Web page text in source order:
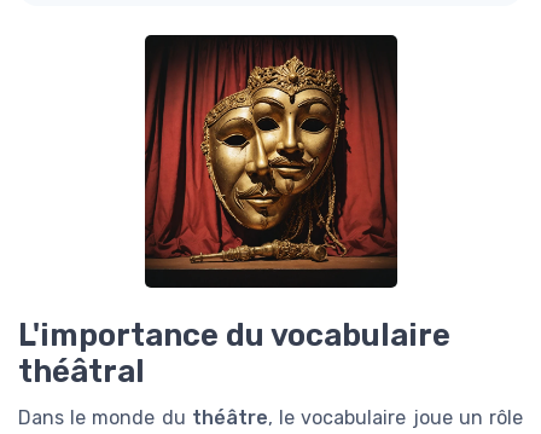
L'importance du vocabulaire
théâtral
Dans le monde du théâtre, le vocabulaire joue un rôle